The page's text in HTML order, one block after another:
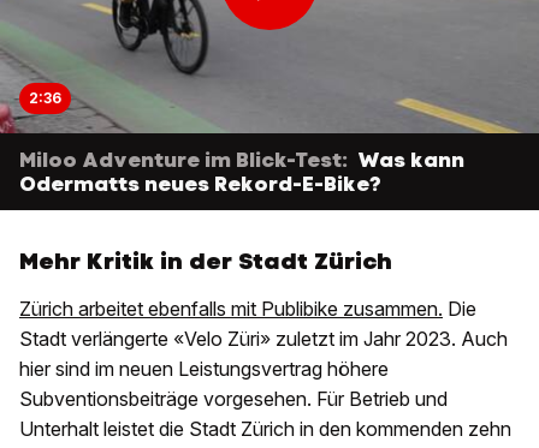
2:36
Miloo Adventure im Blick-Test: Was kann
Odermatts neues Rekord-E-Bike?
Mehr Kritik in der Stadt Zürich
Zürich arbeitet ebenfalls mit Publibike zusammen. Die
Stadt verlängerte «Velo Züri» zuletzt im Jahr 2023. Auch
hier sind im neuen Leistungsvertrag höhere
Subventionsbeiträge vorgesehen. Für Betrieb und
Unterhalt leistet die Stadt Zürich in den kommenden zehn